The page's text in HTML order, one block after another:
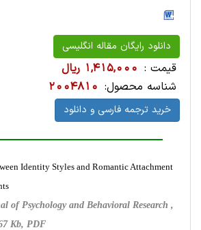
دانلود رایگان مقاله انگلیسی
قیمت : 1,415,000 ریال
شناسه محصول: 2004810
خرید ترجمه فارسی و دانلود
Identity Styles and Romantic Attachment
of Psychology and Behavioral Research ,
Kb, PDF